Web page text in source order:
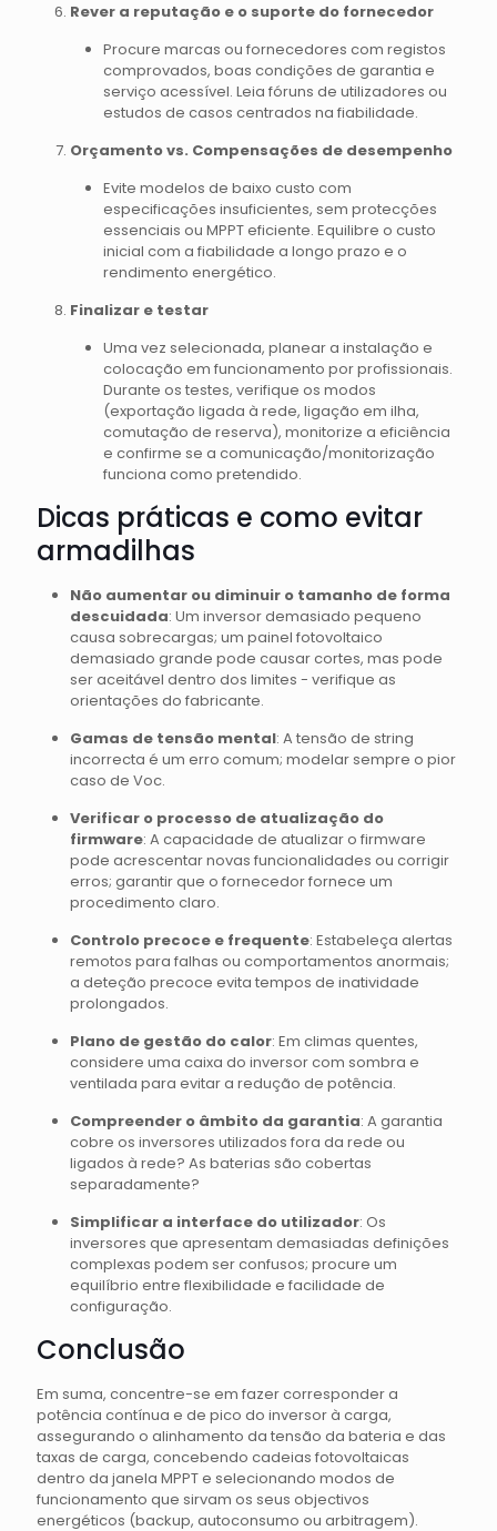
Rever a reputação e o suporte do fornecedor
Procure marcas ou fornecedores com registos
comprovados, boas condições de garantia e
serviço acessível. Leia fóruns de utilizadores ou
estudos de casos centrados na fiabilidade.
Orçamento vs. Compensações de desempenho
Evite modelos de baixo custo com
especificações insuficientes, sem protecções
essenciais ou MPPT eficiente. Equilibre o custo
inicial com a fiabilidade a longo prazo e o
rendimento energético.
Finalizar e testar
Uma vez selecionada, planear a instalação e
colocação em funcionamento por profissionais.
Durante os testes, verifique os modos
(exportação ligada à rede, ligação em ilha,
comutação de reserva), monitorize a eficiência
e confirme se a comunicação/monitorização
funciona como pretendido.
Dicas práticas e como evitar
armadilhas
Não aumentar ou diminuir o tamanho de forma
descuidada: Um inversor demasiado pequeno
causa sobrecargas; um painel fotovoltaico
demasiado grande pode causar cortes, mas pode
ser aceitável dentro dos limites - verifique as
orientações do fabricante.
Gamas de tensão mental: A tensão de string
incorrecta é um erro comum; modelar sempre o pior
caso de Voc.
Verificar o processo de atualização do
firmware: A capacidade de atualizar o firmware
pode acrescentar novas funcionalidades ou corrigir
erros; garantir que o fornecedor fornece um
procedimento claro.
Controlo precoce e frequente: Estabeleça alertas
remotos para falhas ou comportamentos anormais;
a deteção precoce evita tempos de inatividade
prolongados.
Plano de gestão do calor: Em climas quentes,
considere uma caixa do inversor com sombra e
ventilada para evitar a redução de potência.
Compreender o âmbito da garantia: A garantia
cobre os inversores utilizados fora da rede ou
ligados à rede? As baterias são cobertas
separadamente?
Simplificar a interface do utilizador: Os
inversores que apresentam demasiadas definições
complexas podem ser confusos; procure um
equilíbrio entre flexibilidade e facilidade de
configuração.
Conclusão
Em suma, concentre-se em fazer corresponder a
potência contínua e de pico do inversor à carga,
assegurando o alinhamento da tensão da bateria e das
taxas de carga, concebendo cadeias fotovoltaicas
dentro da janela MPPT e selecionando modos de
funcionamento que sirvam os seus objectivos
energéticos (backup, autoconsumo ou arbitragem).